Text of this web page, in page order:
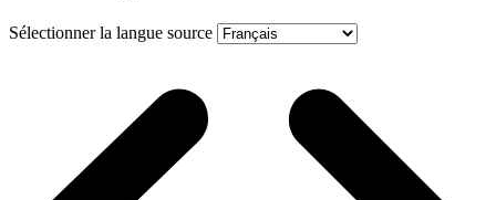
Sélectionner la langue source